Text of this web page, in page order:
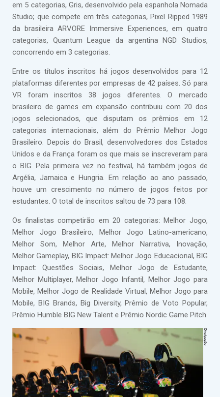
em 5 categorias, Gris, desenvolvido pela espanhola Nomada
Studio; que compete em três categorias, Pixel Ripped 1989
da brasileira ARVORE Immersive Experiences, em quatro
categorias, Quantum League da argentina NGD Studios,
concorrendo em 3 categorias.
Entre os títulos inscritos há jogos desenvolvidos para 12
plataformas diferentes por empresas de 42 países. Só para
VR foram inscritos 38 jogos diferentes. O mercado
brasileiro de games em expansão contribuiu com 20 dos
jogos selecionados, que disputam os prêmios em 12
categorias internacionais, além do Prêmio Melhor Jogo
Brasileiro. Depois do Brasil, desenvolvedores dos Estados
Unidos e da França foram os que mais se inscreveram para
o BIG. Pela primeira vez no festival, há também jogos de
Argélia, Jamaica e Hungria. Em relação ao ano passado,
houve um crescimento no número de jogos feitos por
estudantes. O total de inscritos saltou de 73 para 108.
Os finalistas competirão em 20 categorias: Melhor Jogo,
Melhor Jogo Brasileiro, Melhor Jogo Latino-americano,
Melhor Som, Melhor Arte, Melhor Narrativa, Inovação,
Melhor Gameplay, BIG Impact: Melhor Jogo Educacional, BIG
Impact: Questões Sociais, Melhor Jogo de Estudante,
Melhor Multiplayer, Melhor Jogo Infantil, Melhor Jogo para
Mobile, Melhor Jogo de Realidade Virtual, Melhor Jogo para
Mobile, BIG Brands, Big Diversity, Prêmio de Voto Popular,
Prêmio Humble BIG New Talent e Prêmio Nordic Game Pitch.